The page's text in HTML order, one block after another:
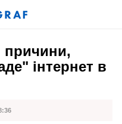
причини,
інтернет в